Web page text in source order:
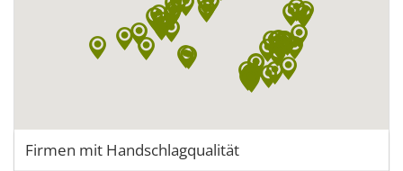
Firmen mit Handschlagqualität